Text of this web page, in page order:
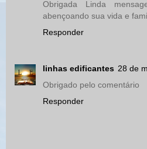
Obrigada Linda
abençoando sua vida e
Responder
linhas edificantes 28 de
Obrigado pelo comentário
Responder